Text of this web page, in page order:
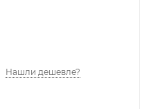
Нашли дешевле?